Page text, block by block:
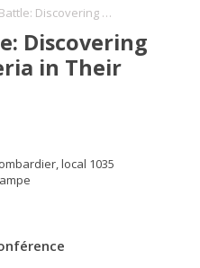
Microscopic Battle: Discovering Phages and Bacteria in Their Natural Habita
Discovering
in Their
local 1035